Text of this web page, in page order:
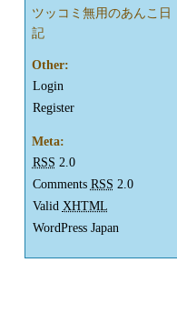
ツッコミ無用のあんこ日
記
Other:
Login
Register
Meta:
RSS 2.0
Comments RSS 2.0
Valid XHTML
WordPress Japan